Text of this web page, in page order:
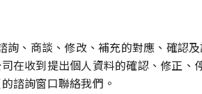
、商談、修改、補充的對應、確認
在收到提出個人資料的確認、修正
諮詢窗口聯絡我們。